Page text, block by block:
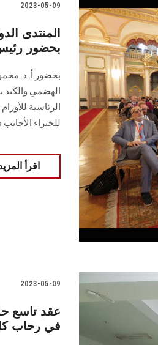
2023-05-09
المنتدى
بحضور
بحضور أ. د.
الهضمي والكبد
الرئاسية
للخبراء
اقرأ
2023-05-09
عقد تاسع
في رحاب